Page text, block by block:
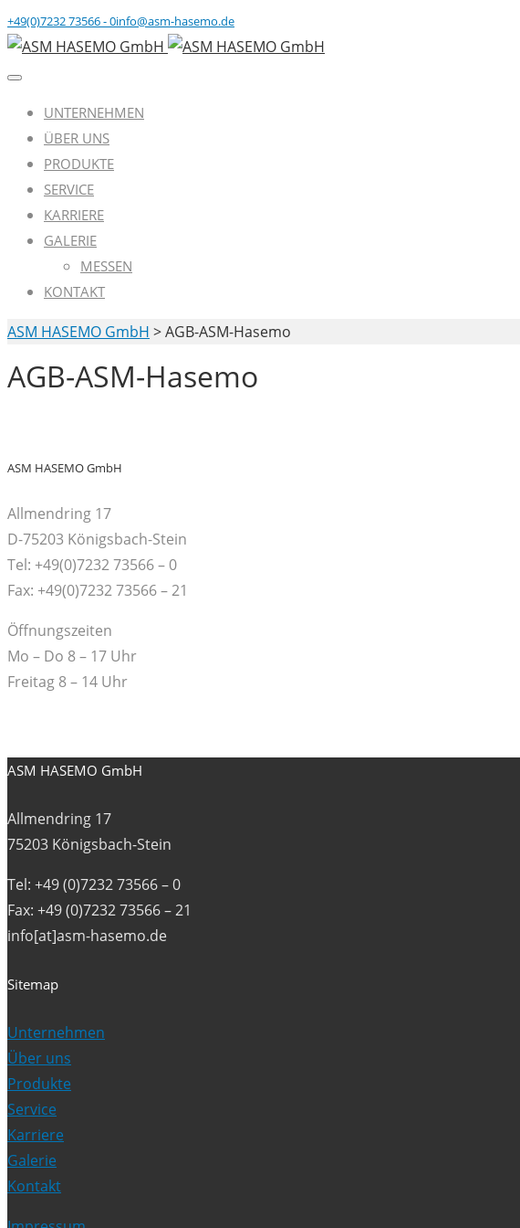
+49(0)7232 73566 - 0info@asm-hasemo.de
UNTERNEHMEN
ÜBER UNS
PRODUKTE
SERVICE
KARRIERE
GALERIE
MESSEN
KONTAKT
ASM HASEMO GmbH >AGB-ASM-Hasemo
AGB-ASM-Hasemo
ASM HASEMO GmbH
Allmendring 17
D-75203 Königsbach-Stein
Tel: +49(0)7232 73566 – 0
Fax: +49(0)7232 73566 – 21
Öffnungszeiten
Mo – Do 8 – 17 Uhr
Freitag 8 – 14 Uhr
ASM HASEMO GmbH
Allmendring 17
75203 Königsbach-Stein
Tel: +49 (0)7232 73566 – 0
Fax: +49 (0)7232 73566 – 21
info[at]asm-hasemo.de
Sitemap
Unternehmen
Über uns
Produkte
Service
Karriere
Galerie
Kontakt